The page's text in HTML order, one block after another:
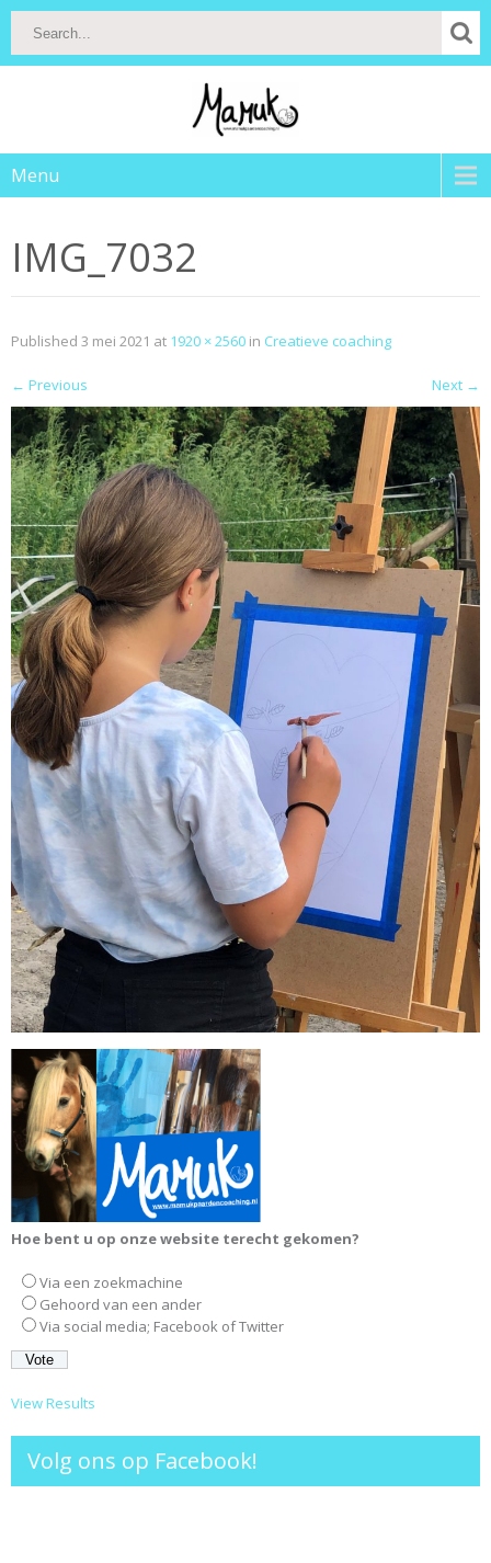
Menu
IMG_7032
Published 3 mei 2021 at 1920 × 2560 in Creatieve coaching
← Previous Next →
Hoe bent u op onze website terecht gekomen?
Via een zoekmachine
Gehoord van een ander
Via social media; Facebook of Twitter
View Results
Volg ons op Facebook!